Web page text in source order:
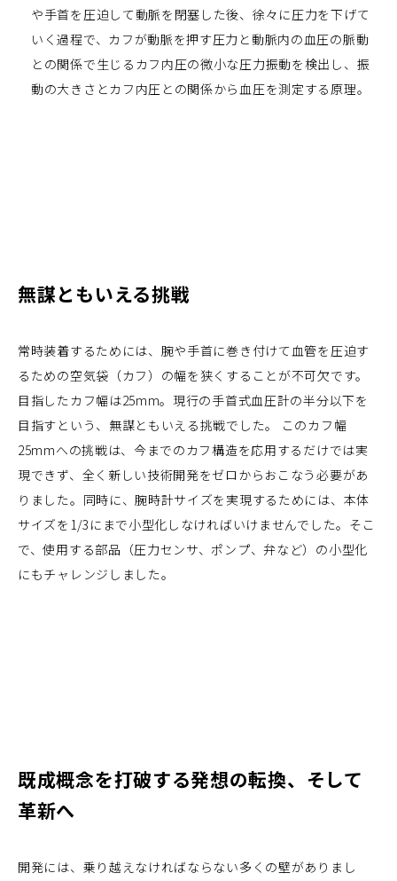
や手首を圧迫して動脈を閉塞した後、徐々に圧力を下げて
いく過程で、カフが動脈を押す圧力と動脈内の血圧の脈動
との関係で生じるカフ内圧の微小な圧力振動を検出し、振
動の大きさとカフ内圧との関係から血圧を測定する原理。
無謀ともいえる挑戦
常時装着するためには、腕や手首に巻き付けて血管を圧迫す
るための空気袋（カフ）の幅を狭くすることが不可欠です。
目指したカフ幅は25mm。現行の手首式血圧計の半分以下を
目指すという、無謀ともいえる挑戦でした。 このカフ幅
25mmへの挑戦は、今までのカフ構造を応用するだけでは実
現できず、全く新しい技術開発をゼロからおこなう必要があ
りました。同時に、腕時計サイズを実現するためには、本体
サイズを1/3にまで小型化しなければいけませんでした。そこ
で、使用する部品（圧力センサ、ポンプ、弁など）の小型化
にもチャレンジしました。
既成概念を打破する発想の転換、そして
革新へ
開発には、乗り越えなければならない多くの壁がありまし